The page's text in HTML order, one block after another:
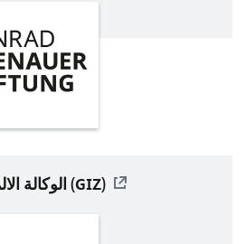
الوكالة الالمانية للتعاون الدولي (GIZ)